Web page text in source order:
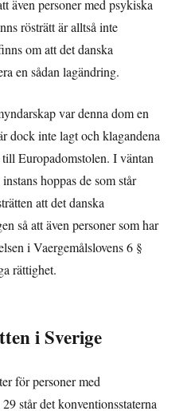
även personer med psykiska
rösträtt är alltså inte
om att det danska
en sådan lagändring.
var denna dom en
dock inte lagt och klagandena
Europadomstolen. I väntan
hoppas de som står
att det danska
så att även personer som har
i Vaergemålslovens 6 §
rättighet.
i Sverige
för personer med
står det konventionsstaterna